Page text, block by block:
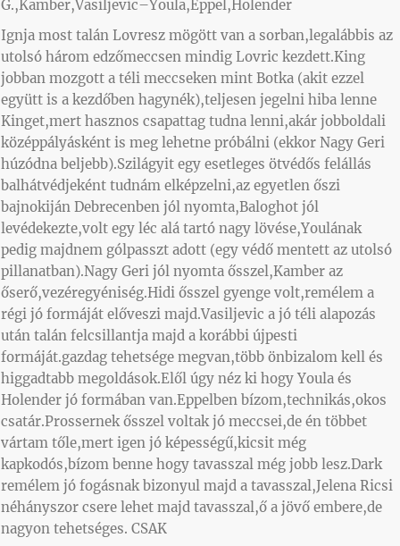
G.,Kamber,Vasiljevic–Youla,Eppel,Holender
Ignja most talán Lovresz mögött van a sorban,legalábbis az
utolsó három edzőmeccsen mindig Lovric kezdett.King
jobban mozgott a téli meccseken mint Botka (akit ezzel
együtt is a kezdőben hagynék),teljesen jegelni hiba lenne
Kinget,mert hasznos csapattag tudna lenni,akár jobboldali
középpályásként is meg lehetne próbálni (ekkor Nagy Geri
húzódna beljebb).Szilágyit egy esetleges ötvédős felállás
balhátvédjeként tudnám elképzelni,az egyetlen őszi
bajnokiján Debrecenben jól nyomta,Baloghot jól
levédekezte,volt egy léc alá tartó nagy lövése,Youlának
pedig majdnem gólpasszt adott (egy védő mentett az utolsó
pillanatban).Nagy Geri jól nyomta ősszel,Kamber az
őserő,vezéregyéniség.Hidi ősszel gyenge volt,remélem a
régi jó formáját előveszi majd.Vasiljevic a jó téli alapozás
után talán felcsillantja majd a korábbi újpesti
formáját.gazdag tehetsége megvan,több önbizalom kell és
higgadtabb megoldások.Elől úgy néz ki hogy Youla és
Holender jó formában van.Eppelben bízom,technikás,okos
csatár.Prossernek ősszel voltak jó meccsei,de én többet
vártam tőle,mert igen jó képességű,kicsit még
kapkodós,bízom benne hogy tavasszal még jobb lesz.Dark
remélem jó fogásnak bizonyul majd a tavasszal,Jelena Ricsi
néhányszor csere lehet majd tavasszal,ő a jövő embere,de
nagyon tehetséges. CSAK